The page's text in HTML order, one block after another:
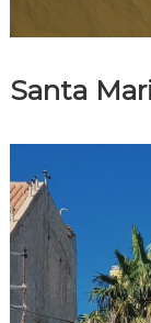
Santa